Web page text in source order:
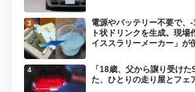
電源やバッテリー不要で
ト状ドリンクを生成。現場
イススラリーメーカー」が
「18歳、父から譲り受け
た、ひとりの走り屋とフェ